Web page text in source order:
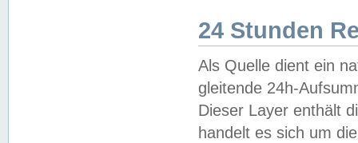
24 Stunden
Als Quelle dient ein
gleitende 24h-
Dieser Layer enthält
handelt es sich um